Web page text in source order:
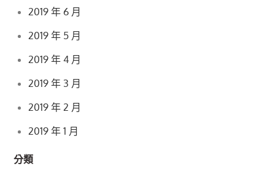
2019 年 6 月
2019 年 5 月
2019 年 4 月
2019 年 3 月
2019 年 2 月
2019 年 1 月
分類